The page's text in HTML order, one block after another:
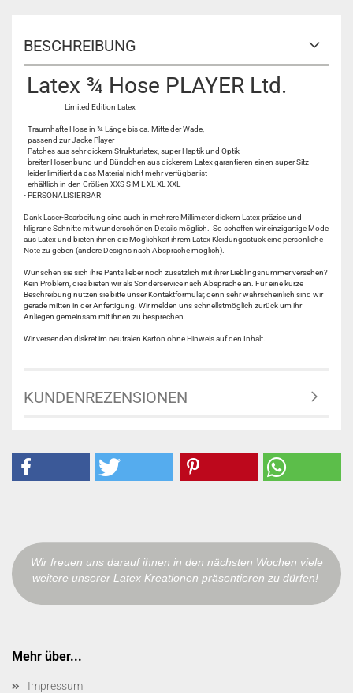
BESCHREIBUNG
Latex ¾ Hose PLAYER Ltd.
Limited Edition Latex
- Traumhafte Hose in ¾ Länge bis ca. Mitte der Wade,
- passend zur Jacke Player
- Patches aus sehr dickem Strukturlatex, super Haptik und Optik
- breiter Hosenbund und Bündchen aus dickerem Latex garantieren einen super Sitz
- leider limitiert da das Material nicht mehr verfügbar ist
- erhältlich in den Größen XXS S M L XL XL XXL
- PERSONALISIERBAR
Dank Laser-Bearbeitung sind auch in mehrere Millimeter dickem Latex präzise und
filigrane Schnitte mit wunderschönen Details möglich. So schaffen wir einzigartige Mode
aus Latex und bieten ihnen die Möglichkeit ihrem Latex Kleidungsstück eine persönliche
Note zu geben (andere Designs nach Absprache möglich).
Wünschen sie sich ihre Pants lieber noch zusätzlich mit ihrer Lieblingsnummer versehen?
Kein Problem, dies bieten wir als Sonderservice nach Absprache an. Für eine kurze
Beschreibung nutzen sie bitte unser Kontaktformular, denn sehr wahrscheinlich sind wir
gerade mitten in der Anfertigung. Wir melden uns schnellstmöglich zurück um ihr
Anliegen gemeinsam mit ihnen zu besprechen.
Wir versenden diskret im neutralen Karton ohne Hinweis auf den Inhalt.
KUNDENREZENSIONEN
Wir freuen uns darauf ihnen in den nächsten Wochen viele
weitere unserer Latex Kreationen präsentieren zu dürfen!
Mehr über...
Impressum